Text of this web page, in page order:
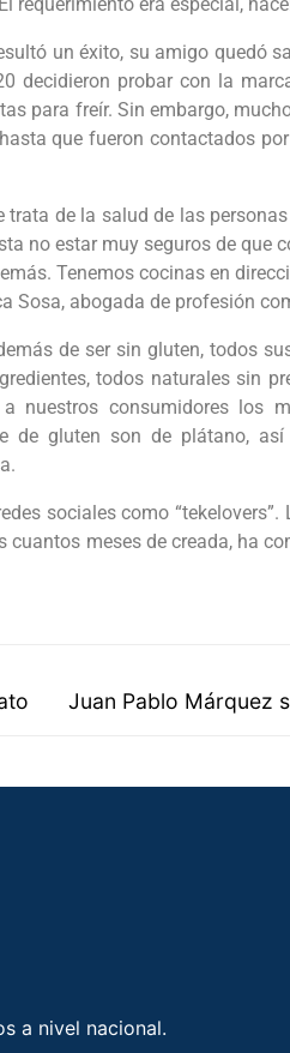
un éxito, su amigo quedó
decidieron probar con la
para freír. Sin embargo,
que fueron contactados
trata de la salud de las
no estar muy seguros de que
Tenemos cocinas en
Sosa, abogada de profesión
de ser sin gluten, todos
todos naturales sin
a nuestros consumidores los
de gluten son de plátano,
sociales como
meses de creada, ha
Juan Pablo Márquez
a nivel nacional.